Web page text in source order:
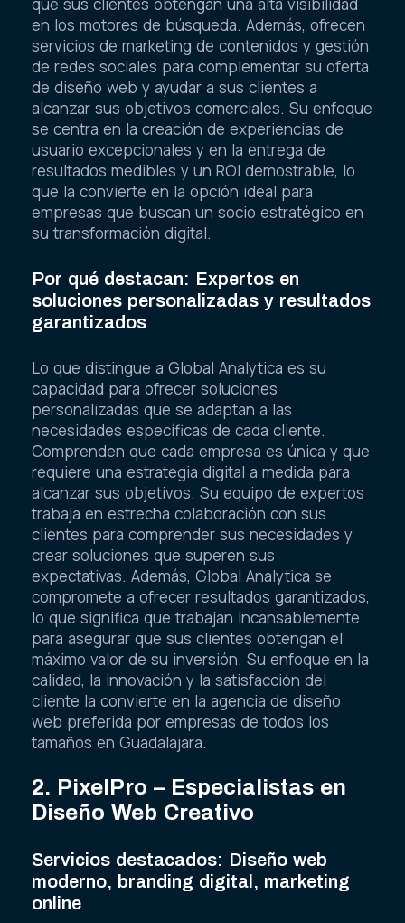
que sus clientes obtengan una alta visibilidad
en los motores de búsqueda. Además, ofrecen
servicios de marketing de contenidos y gestión
de redes sociales para complementar su oferta
de diseño web y ayudar a sus clientes a
alcanzar sus objetivos comerciales. Su enfoque
se centra en la creación de experiencias de
usuario excepcionales y en la entrega de
resultados medibles y un ROI demostrable, lo
que la convierte en la opción ideal para
empresas que buscan un socio estratégico en
su transformación digital.
Por qué destacan: Expertos en
soluciones personalizadas y resultados
garantizados
Lo que distingue a Global Analytica es su
capacidad para ofrecer soluciones
personalizadas que se adaptan a las
necesidades específicas de cada cliente.
Comprenden que cada empresa es única y que
requiere una estrategia digital a medida para
alcanzar sus objetivos. Su equipo de expertos
trabaja en estrecha colaboración con sus
clientes para comprender sus necesidades y
crear soluciones que superen sus
expectativas. Además, Global Analytica se
compromete a ofrecer resultados garantizados,
lo que significa que trabajan incansablemente
para asegurar que sus clientes obtengan el
máximo valor de su inversión. Su enfoque en la
calidad, la innovación y la satisfacción del
cliente la convierte en la agencia de diseño
web preferida por empresas de todos los
tamaños en Guadalajara.
2. PixelPro – Especialistas en
Diseño Web Creativo
Servicios destacados: Diseño web
moderno, branding digital, marketing
online